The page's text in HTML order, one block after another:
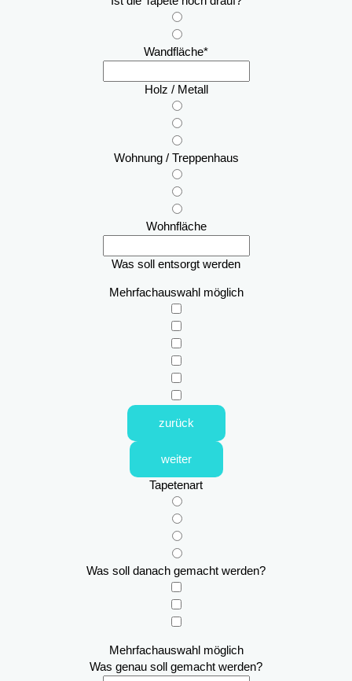
Wandfläche*
Holz / Metall
Wohnung / Treppenhaus
Wohnfläche
Was soll entsorgt werden
Mehrfachauswahl möglich
zurück
weiter
Tapetenart
Was soll danach gemacht werden?
Mehrfachauswahl möglich
Was genau soll gemacht werden?